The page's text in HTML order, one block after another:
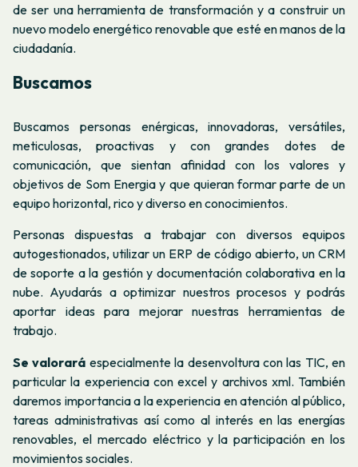
de ser una herramienta de transformación y a construir un
nuevo modelo energético renovable que esté en manos de la
ciudadanía.
Buscamos
Buscamos
personas enérgicas, innovadoras, versátiles,
meticulosas, proactivas y con grandes dotes de
comunicación, que sientan afinidad con los valores y
objetivos de Som Energia y que quieran formar parte de un
equipo horizontal, rico y diverso en conocimientos.
Personas dispuestas a trabajar con diversos equipos
autogestionados, utilizar un ERP de código abierto, un CRM
de soporte a la gestión y documentación colaborativa en la
nube. Ayudarás a optimizar nuestros procesos y podrás
aportar ideas para mejorar nuestras herramientas de
trabajo.
Se valorará especialmente la desenvoltura con las TIC, en
particular la experiencia con excel y archivos xml. También
daremos importancia a la experiencia en atención al público,
tareas administrativas así como al interés en las energías
renovables, el mercado eléctrico y la participación en los
movimientos sociales.